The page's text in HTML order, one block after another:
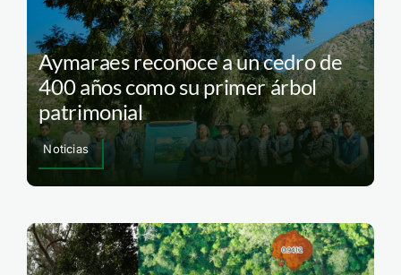
Aymaraes reconoce a un cedro de
400 años como su primer árbol
patrimonial
Noticias